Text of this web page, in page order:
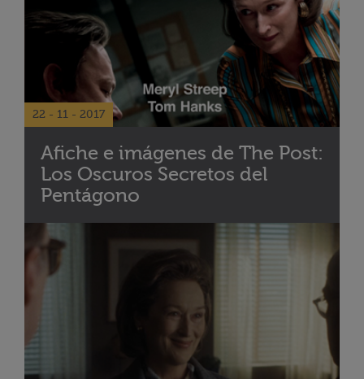
22 - 11 - 2017
Afiche e imágenes de The Post:
Los Oscuros Secretos del
Pentágono